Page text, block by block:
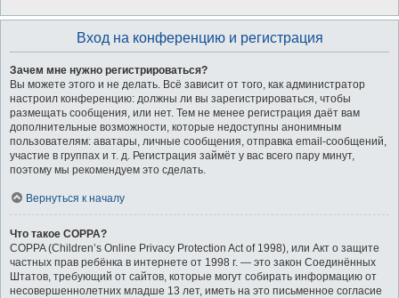
Вход на конференцию и регистрация
Зачем мне нужно регистрироваться?
Вы можете этого и не делать. Всё зависит от того, как администратор
настроил конференцию: должны ли вы зарегистрироваться, чтобы
размещать сообщения, или нет. Тем не менее регистрация даёт вам
дополнительные возможности, которые недоступны анонимным
пользователям: аватары, личные сообщения, отправка email-сообщений,
участие в группах и т. д. Регистрация займёт у вас всего пару минут,
поэтому мы рекомендуем это сделать.
Вернуться к началу
Что такое COPPA?
COPPA (Children’s Online Privacy Protection Act of 1998), или Акт о защите
частных прав ребёнка в интернете от 1998 г. — это закон Соединённых
Штатов, требующий от сайтов, которые могут собирать информацию от
несовершеннолетних младше 13 лет, иметь на это письменное согласие